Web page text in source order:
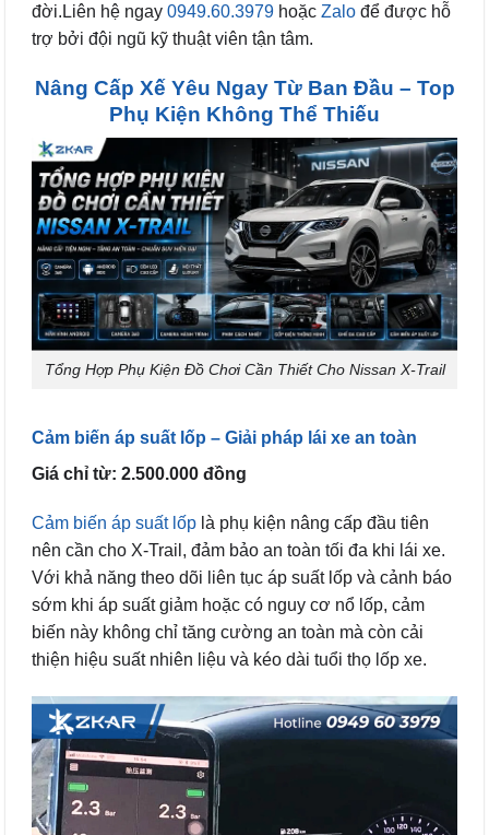
đời.Liên hệ ngay 0949.60.3979 hoặc Zalo để được hỗ
trợ bởi đội ngũ kỹ thuật viên tận tâm.
Nâng Cấp Xế Yêu Ngay Từ Ban Đầu – Top
Phụ Kiện Không Thể Thiếu
Tổng Hợp Phụ Kiện Đồ Chơi Cần Thiết Cho Nissan X-Trail
Cảm biến áp suất lốp – Giải pháp lái xe an toàn
Giá chỉ từ: 2.500.000 đồng
Cảm biến áp suất lốp là phụ kiện nâng cấp đầu tiên
nên cần cho X-Trail, đảm bảo an toàn tối đa khi lái xe.
Với khả năng theo dõi liên tục áp suất lốp và cảnh báo
sớm khi áp suất giảm hoặc có nguy cơ nổ lốp, cảm
biến này không chỉ tăng cường an toàn mà còn cải
thiện hiệu suất nhiên liệu và kéo dài tuổi thọ lốp xe.